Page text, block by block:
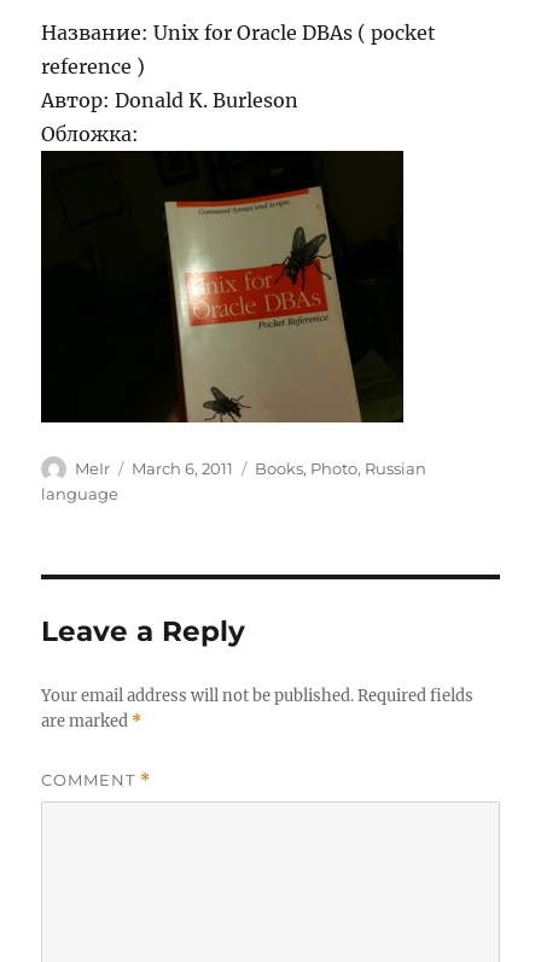
Название: Unix for Oracle DBAs ( pocket
reference )
Автор: Donald K. Burleson
Обложка:
Author
MeIr
Posted
March 6, 2011 Categories
Books, Photo, Russian
language
Leave a Reply
Your email address will not be published. Required fields
are marked *
COMMENT *